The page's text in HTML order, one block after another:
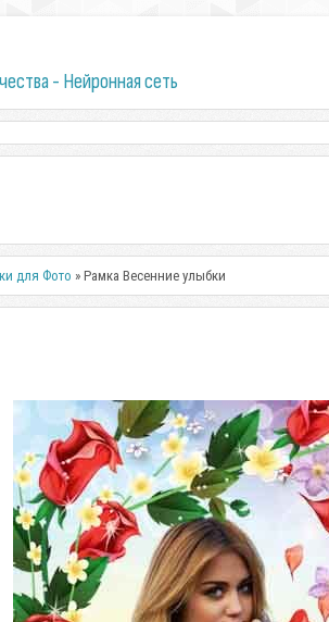
- Нейронная сеть
для Фото » Рамка Весенние улыбки